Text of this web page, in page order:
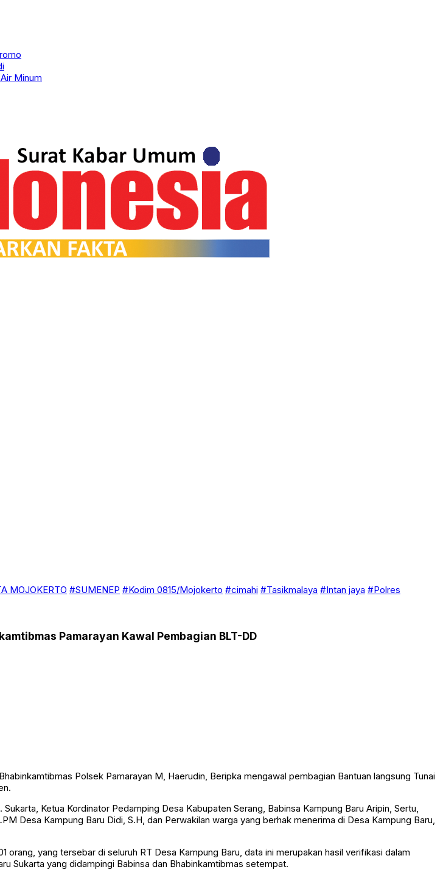
Minum
MOJOKERTO #SUMENEP #Kodim 0815/Mojokerto #cimahi #Tasikmalaya #Intan jaya #Polres
Pamarayan Kawal Pembagian BLT-DD
Polsek Pamarayan M, Haerudin, Beripka mengawal pembagian Bantuan langsung Tunai
Ketua Kordinator Pedamping Desa Kabupaten Serang, Babinsa Kampung Baru Aripin, Sertu,
Desa Kampung Baru Didi, S.H, dan Perwakilan warga yang berhak menerima di Desa Kampung Baru,
orang, yang tersebar di seluruh RT Desa Kampung Baru, data ini merupakan hasil verifikasi dalam
Sukarta yang didampingi Babinsa dan Bhabinkamtibmas setempat.